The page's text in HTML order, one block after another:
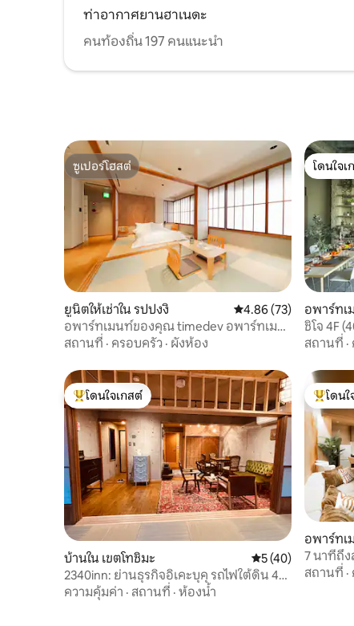
นิยม สัมผัสวัฒนธรรมกาแฟที่แท้จริงที่สุด
บนถนนในโตเกียว 🍶 เดิน 20 เมตร อิซากา
ยะแบบดั้งเดิมที่คนในย่านนี้ชอบไป 🏪 เดิน 3
ชั่วโมงเพื่อตอบสนองความต้องการในแต่ละ
ดองกิ โฮเต้ ชินจูกุ ย่านเกาหลี (ชินโอคุโบะ)
ศาลเจ้าฮานาโซโนะจินจา ชินจูกุโกลเด้นไก
ท่าอากาศยานฮาเนดะ
คนท้องถิ่น 197 คนแนะนำ
ซูเปอร์โฮสต์
ซูเปอร์โฮสต์
ยูนิตให้เช่าใน รปปงงิ คะแนนเฉลี่ย 4.86 จาก
4.86 (73)
อพาร์ทเมนท์ของคุณ timedev อพาร์ทเม
นท์ 1 ห้องนอน 3f
สถานที่ · ครอบครัว · ผังห้อง
โดนใจเ
โดนใจเ
อพาร์ทเ
ชิโจ 4F
ขนาดให
สถานที่ ·
โดนใจเกสต์ที่สุด
โดนใจเกสต์
บ้านใน เขตโทชิมะ คะแนนเฉลี่ย 5 จาก
5 (40)
2340inn: ย่านธุรกิจอิเคะบุคุ รถไฟใต้ดิน 4
นาที มองเห็นภูเขาไฟฟูจิจากดาดฟ้า ดีไซน์
สวยงาม 55 ตารางเมตร ที่นอนสไตล์ญี่ปุ่น +
ความคุ้มค่า · สถานที่ · ห้องน้ำ
โดนใจ
โดนใ
อพาร์ทเ
7 นาทีถึง
10 คน |
สถานที่ ·